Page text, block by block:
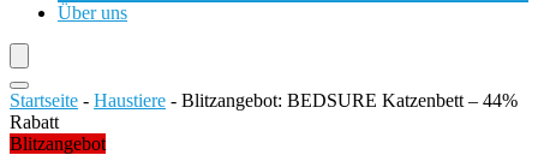
Über uns
Startseite - Haustiere - Blitzangebot: BEDSURE Katzenbett – 44%
Rabatt
Blitzangebot